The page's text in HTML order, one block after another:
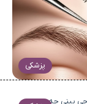
پزشکی